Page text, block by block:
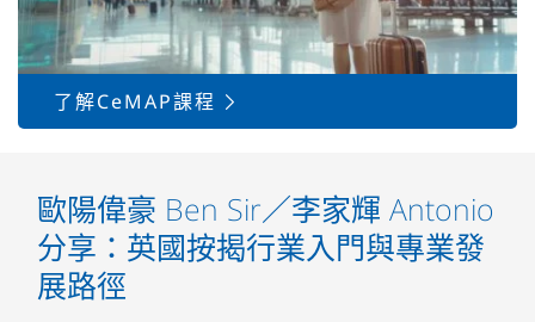
了解CeMAP課程
歐陽偉豪 Ben Sir／李家輝 Antonio
分享：英國按揭行業入門與專業發
展路徑